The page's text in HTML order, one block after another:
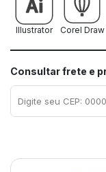
Illustrator Corel Draw
Consultar frete e